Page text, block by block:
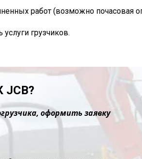
работ (возможно почасовая
грузчиков.
оформить заявку